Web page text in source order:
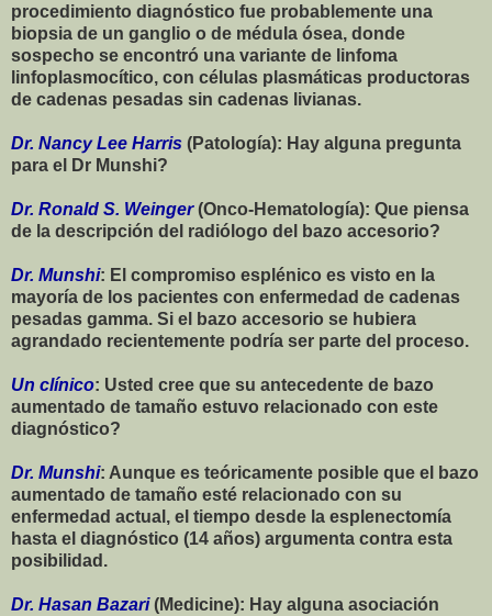
procedimiento diagnóstico fue probablemente una
biopsia de un ganglio o de médula ósea, donde
sospecho se encontró una variante de linfoma
linfoplasmocítico, con células plasmáticas productoras
de cadenas pesadas sin cadenas livianas.
Dr. Nancy Lee Harris (Patología): Hay alguna pregunta
para el Dr Munshi?
Dr. Ronald S. Weinger(Onco-Hematología): Que piensa
de la descripción del radiólogo del bazo accesorio?
Dr. Munshi: El compromiso esplénico es visto en la
mayoría de los pacientes con enfermedad de cadenas
pesadas gamma. Si el bazo accesorio se hubiera
agrandado recientemente podría ser parte del proceso.
Un clínico: Usted cree que su antecedente de bazo
aumentado de tamaño estuvo relacionado con este
diagnóstico?
Dr. Munshi: Aunque es teóricamente posible que el bazo
aumentado de tamaño esté relacionado con su
enfermedad actual, el tiempo desde la esplenectomía
hasta el diagnóstico (14 años) argumenta contra esta
posibilidad.
Dr. Hasan Bazari(Medicine): Hay alguna asociación